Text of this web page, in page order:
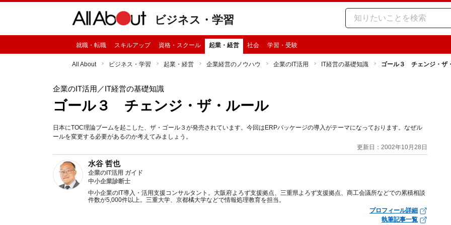
ビジネス・学習
就職・転職 スキルアップ 資格・スクール 起業・経営 社会 学習・受験
All About ビジネス・学習 起業・経営 企業経営のノウハウ 企業のIT活用 IT経営の基礎知識 ゴール３ チェンジ・ザ
企業のIT活用 ／IT経営の基礎知識
ゴール３ チェンジ・ザ・ルール
日本にTOC理論ブームを起こした、ザ・ゴール３が発売されています。今回はERPパッケージの導入がテーマになっております。なぜル
ールを変更する必要があるのか考えてみましょう。
更新日：2002年10月28日
水谷 哲也
企業のIT活用 ガイド
中小企業診断士
中小企業のIT導入・活用支援コンサルタント。大阪府よろず支援拠点、三重県よろず支援拠点、商工会議所などでの累積相談
件数が5,000件以上。三重大学、京都橘大学などで情報処理教育を担当。
プロフィール詳細
執筆記事一覧